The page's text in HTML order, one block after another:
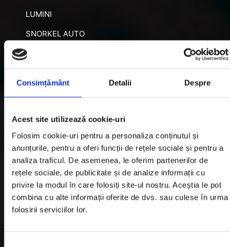
Consimțământ Detalii Despre
Acest site utilizează cookie-uri
Folosim cookie-uri pentru a personaliza conținutul și
anunțurile, pentru a oferi funcții de rețele sociale și pentru a
analiza traficul. De asemenea, le oferim partenerilor de
rețele sociale, de publicitate și de analize informații cu
privire la modul în care folosiți site-ul nostru. Aceștia le pot
combina cu alte informații oferite de dvs. sau culese în urma
folosirii serviciilor lor.
LUMINI
SNORKEL AUTO
ACCESORII RECUPERARE
Informatii utile
Informatii Livrare
Garantie si Retur